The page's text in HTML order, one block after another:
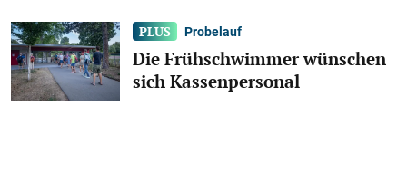
Probelauf
Die Frühschwimmer wünschen
sich Kassenpersonal